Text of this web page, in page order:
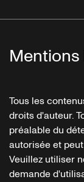
Mentions
Tous les
droits d'auteur.
préalable du
autorisée et
Veuillez utiliser
demande